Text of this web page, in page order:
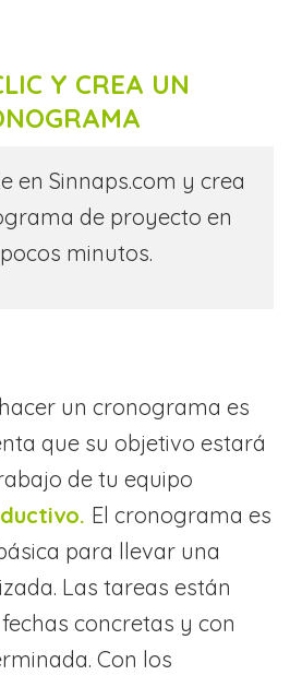
Y CREA UN
en Sinnaps.com y crea
de proyecto en
pocos minutos.
un cronograma es
que su objetivo estará
de tu equipo
El cronograma es
para llevar una
Las tareas están
concretas y con
Con los